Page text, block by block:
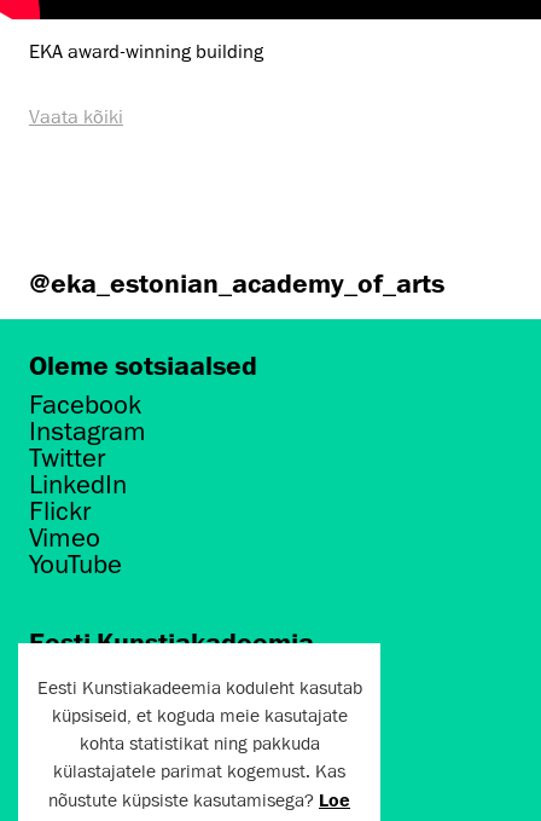
EKA award-winning building
Vaata kõiki
@eka_estonian_academy_of_arts
Oleme sotsiaalsed
Facebook
Instagram
Twitter
LinkedIn
Flickr
Vimeo
YouTube
Eesti Kunstiakadeemia
Põhja puiestee 7
Tallinn 10412
artun@artun.ee
+372 6267301
Eesti Kunstiakadeemia koduleht kasutab
küpsiseid, et koguda meie kasutajate
kohta statistikat ning pakkuda
külastajatele parimat kogemust. Kas
nõustute küpsiste kasutamisega? Loe